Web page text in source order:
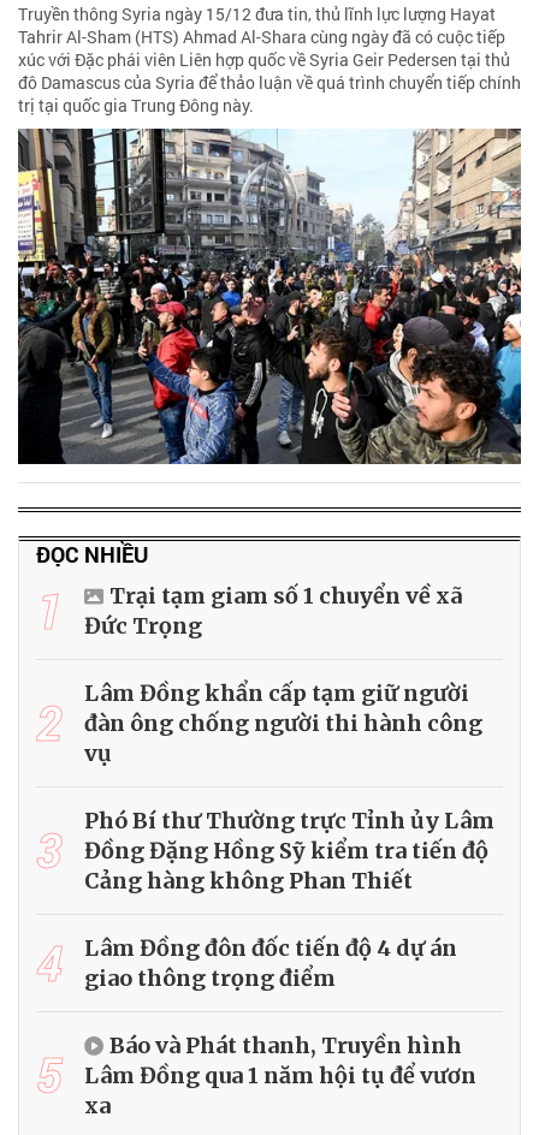
Truyền thông Syria ngày 15/12 đưa tin, thủ lĩnh lực lượng Hayat
Tahrir Al-Sham (HTS) Ahmad Al-Shara cùng ngày đã có cuộc tiếp
xúc với Đặc phái viên Liên hợp quốc về Syria Geir Pedersen tại thủ
đô Damascus của Syria để thảo luận về quá trình chuyển tiếp chính
trị tại quốc gia Trung Đông này.
ĐỌC NHIỀU
1
Trại tạm giam số 1 chuyển về xã
Đức Trọng
2
Lâm Đồng khẩn cấp tạm giữ người
đàn ông chống người thi hành công
vụ
3
Phó Bí thư Thường trực Tỉnh ủy Lâm
Đồng Đặng Hồng Sỹ kiểm tra tiến độ
Cảng hàng không Phan Thiết
4
Lâm Đồng đôn đốc tiến độ 4 dự án
giao thông trọng điểm
5
Báo và Phát thanh, Truyền hình
Lâm Đồng qua 1 năm hội tụ để vươn
xa